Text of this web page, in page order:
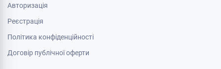
Додатково
Акції
Бренди